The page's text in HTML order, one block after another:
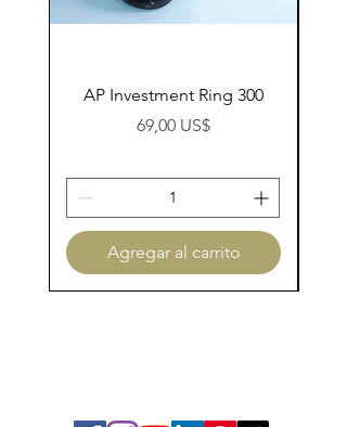
AP Investment Ring 300
Precio
69,00 US$
Agregar al carrito